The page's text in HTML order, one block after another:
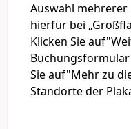
Auswahl mehrerer
hierfür bei
Klicken Sie auf
Sie auf"Mehr zu
Standorte der